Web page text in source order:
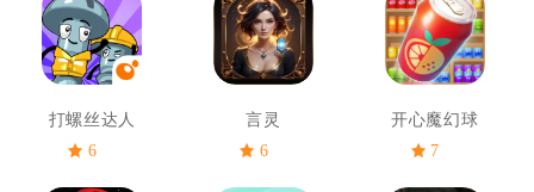
打螺丝达人
6
言灵
6
开心魔幻球
7